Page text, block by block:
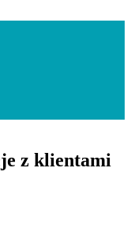
z klientami